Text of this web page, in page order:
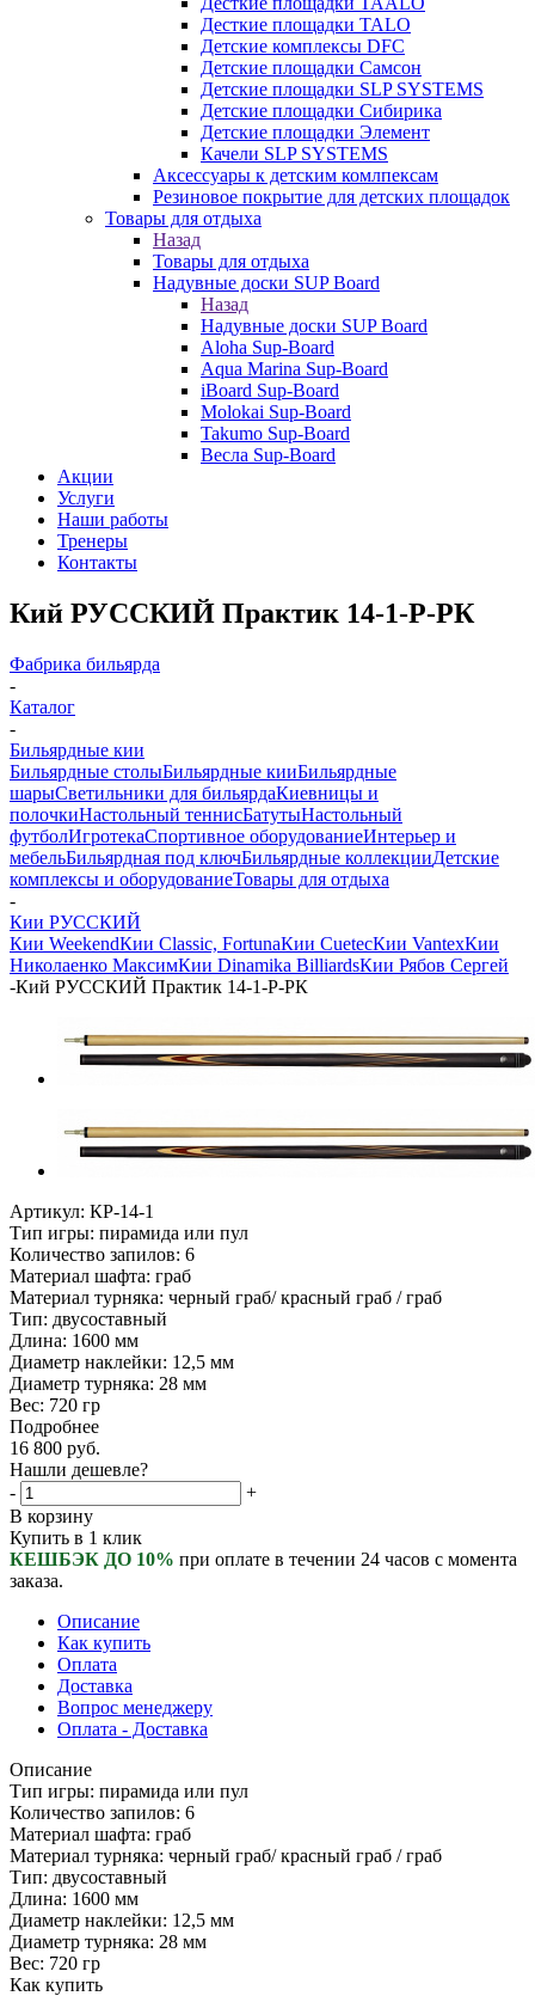
Десткие площадки TALO
Детские комплексы DFC
Детские площадки Самсон
Детские площадки SLP SYSTEMS
Детские площадки Сибирика
Детские площадки Элемент
Качели SLP SYSTEMS
Аксессуары к детским комлпексам
Резиновое покрытие для детских площадок
Товары для отдыха
Назад
Товары для отдыха
Надувные доски SUP Board
Назад
Надувные доски SUP Board
Aloha Sup-Board
Aqua Marina Sup-Board
iBoard Sup-Board
Molokai Sup-Board
Takumo Sup-Board
Весла Sup-Board
Акции
Услуги
Наши работы
Тренеры
Контакты
Кий РУССКИЙ Практик 14-1-Р-РК
Фабрика бильярда
-
Каталог
-
Бильярдные кии
Бильярдные столыБильярдные кииБильярдные
шарыСветильники для бильярдаКиевницы и
полочкиНастольный теннисБатутыНастольный
футболИгротекаСпортивное оборудованиеИнтерьер и
мебельБильярдная под ключБильярдные коллекцииДетские
комплексы и оборудованиеТовары для отдыха
-
Кии РУССКИЙ
Кии WeekendКии Classic, FortunaКии CuetecКии VantexКии
Николаенко МаксимКии Dinamika BilliardsКии Рябов Сергей
-Кий РУССКИЙ Практик 14-1-Р-РК
Артикул: КР-14-1
Тип игры: пирамида или пул
Количество запилов: 6
Материал шафта: граб
Материал турняка: черный граб/ красный граб / граб
Тип: двусоставный
Длина: 1600 мм
Диаметр наклейки: 12,5 мм
Диаметр турняка: 28 мм
Вес: 720 гр
Подробнее
16 800 руб.
Нашли дешевле?
-
+
В корзину
Купить в 1 клик
КЕШБЭК ДО 10% при оплате в течении 24 часов с момента
заказа.
Описание
Как купить
Оплата
Доставка
Вопрос менеджеру
Оплата - Доставка
Описание
Тип игры: пирамида или пул
Количество запилов: 6
Материал шафта: граб
Материал турняка: черный граб/ красный граб / граб
Тип: двусоставный
Длина: 1600 мм
Диаметр наклейки: 12,5 мм
Диаметр турняка: 28 мм
Вес: 720 гр
Как купить